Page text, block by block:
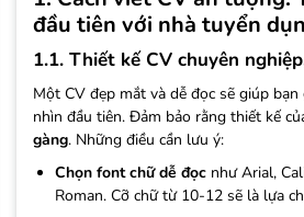
đầu tiên với nhà tuyển
1.1. Thiết kế CV chuyên
Một CV đẹp mắt và dễ đọc sẽ giúp
nhìn đầu tiên. Đảm bảo rằng thiết kế
gàng. Những điều cần lưu ý:
Chọn font chữ dễ đọc như Arial,
Roman. Cỡ chữ từ 10-12 sẽ là lựa